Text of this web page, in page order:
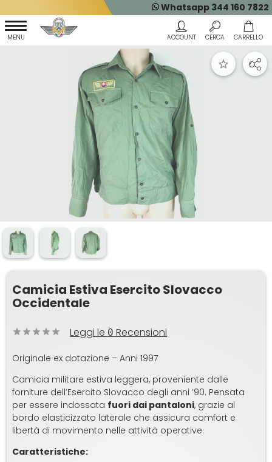
Whatsapp 344 160 7822
Camicia Estiva Esercito Slovacco
Occidentale
Leggi le 0 Recensioni
Originale ex dotazione – Anni 1997
Camicia militare estiva leggera, proveniente dalle
forniture dell’Esercito Slovacco degli anni ’90. Pensata
per essere indossata fuori dai pantaloni, grazie al
bordo elasticizzato laterale che assicura comfort e
libertà di movimento nelle attività operative.
Caratteristiche: